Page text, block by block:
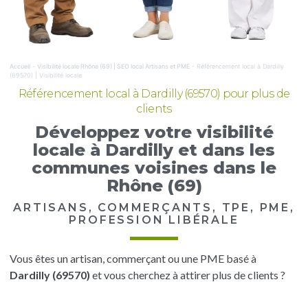
Accueil- Visibilité locale Rhône (69) | SEO local Artisans et PME - Référencement local à Dardilly
(69570) | Visibilité locale
Référencement local à Dardilly (69570) pour plus de
clients
Développez votre visibilité
locale à Dardilly et dans les
communes voisines dans le
Rhône (69)
ARTISANS, COMMERÇANTS, TPE, PME,
PROFESSION LIBÉRALE
Vous êtes un artisan, commerçant ou une PME basé à
Dardilly (69570) et vous cherchez à attirer plus de clients ?